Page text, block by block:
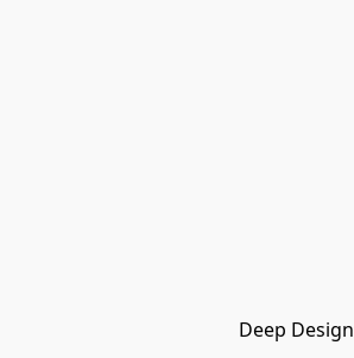
Deep Design